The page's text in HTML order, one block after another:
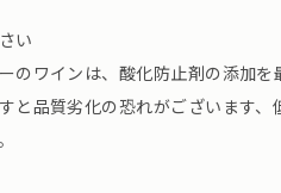
い
のワインは、酸化防止剤の添加
と品質劣化の恐れがございます